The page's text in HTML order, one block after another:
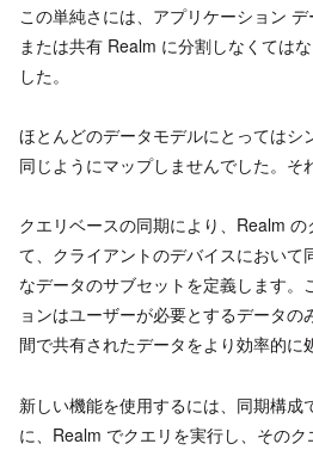
この単純さには、アプリケーション
または共有 Realm に分割しなくては
した。
ほとんどのデータモデルにとってはシ
同じようにマップしませんでした。そ
クエリベースの同期により、Realm
て、クライアントのデバイスにおい
なデータのサブセットを定義します。
ョンはユーザーが必要とするデータの
間で共有されたデータをより効率的に
新しい機能を使用するには、同期構成
に、Realm でクエリを実行し、その